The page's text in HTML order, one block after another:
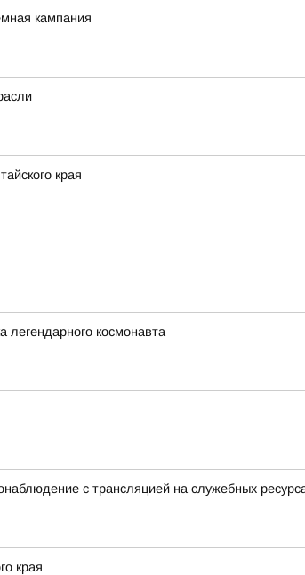
кампания
края
легендарного космонавта
с трансляцией на служебных
края